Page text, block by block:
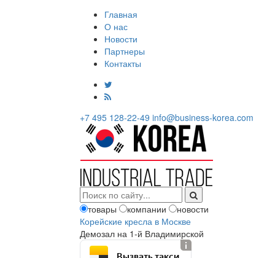
Главная
О нас
Новости
Партнеры
Контакты
+7 495 128-22-49 info@business-korea.com
товары компании
новости
Корейские кресла в Москве
Демозал на 1-й Владимирской
Вызвать такси